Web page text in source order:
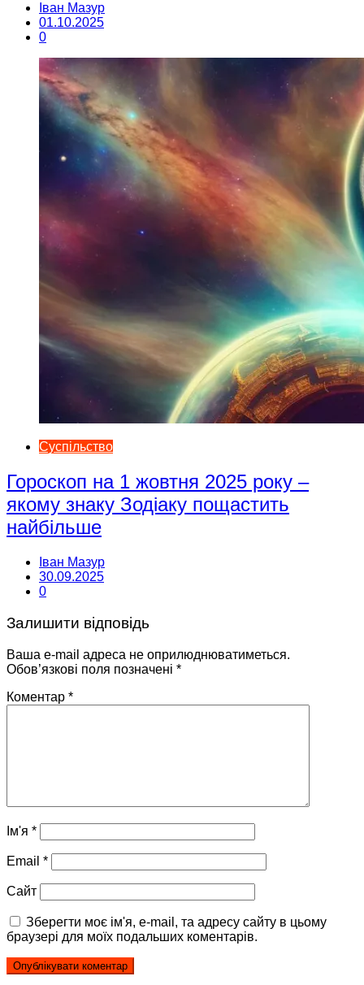
Іван Мазур
01.10.2025
0
Суспільство
Гороскоп на 1 жовтня 2025 року –
якому знаку Зодіаку пощастить
найбільше
Іван Мазур
30.09.2025
0
Залишити відповідь
Ваша e-mail адреса не оприлюднюватиметься.
Обов’язкові поля позначені *
Коментар *
Ім'я *
Email *
Сайт
Зберегти моє ім'я, e-mail, та адресу сайту в цьому
браузері для моїх подальших коментарів.